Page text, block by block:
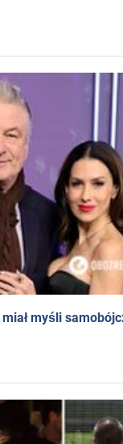
myśli